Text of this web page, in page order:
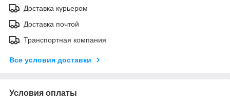
Доставка курьером
Доставка почтой
Транспортная компания
Все условия доставки
Условия оплаты